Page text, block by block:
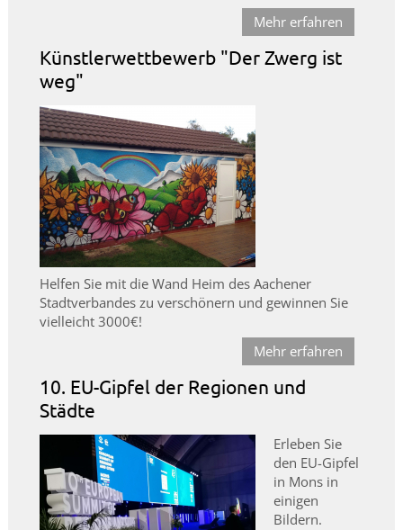
Mehr erfahren
Künstlerwettbewerb "Der Zwerg ist
weg"
Helfen Sie mit die Wand Heim des Aachener
Stadtverbandes zu verschönern und gewinnen Sie
vielleicht 3000€!
Mehr erfahren
10. EU-Gipfel der Regionen und
Städte
Erleben Sie
den EU-Gipfel
in Mons in
einigen
Bildern.